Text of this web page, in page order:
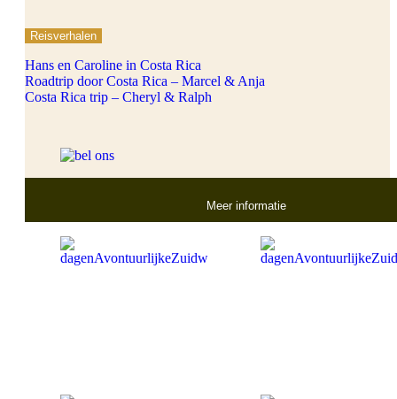
Reisverhalen
Hans en Caroline in Costa Rica
Roadtrip door Costa Rica – Marcel & Anja
Costa Rica trip – Cheryl & Ralph
Meer informatie